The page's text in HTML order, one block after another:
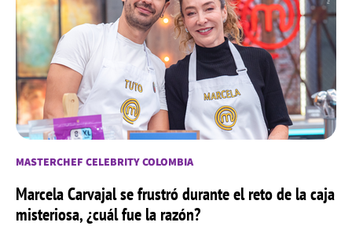
MASTERCHEF CELEBRITY COLOMBIA
Marcela Carvajal se frustró durante el reto de la caja
misteriosa, ¿cuál fue la razón?